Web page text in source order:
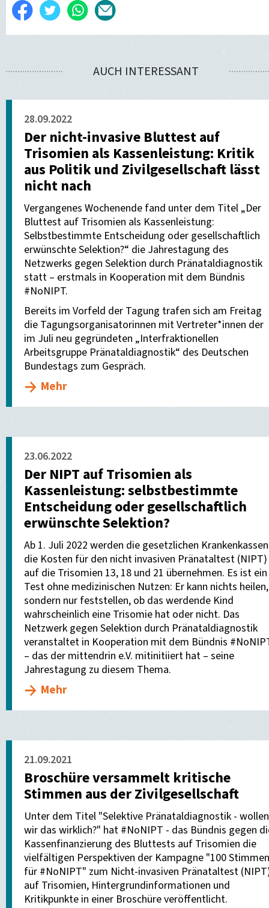
Auf
Facebook
Twittern WhatsApp
E-
versenden
AUCH INTERESSANT
28.09.2022
Der nicht-invasive Bluttest auf
Trisomien als Kassenleistung: Kritik
aus Politik und Zivilgesellschaft lässt
nicht nach
Vergangenes Wochenende fand unter dem Titel „Der
Bluttest auf Trisomien als Kassenleistung:
Selbstbestimmte Entscheidung oder gesellschaftlich
erwünschte Selektion?“ die Jahrestagung des
Netzwerks gegen Selektion durch Pränataldiagnostik
statt – erstmals in Kooperation mit dem Bündnis
#NoNIPT.
Bereits im Vorfeld der Tagung trafen sich am Freitag
die Tagungsorganisatorinnen mit Vertreter*innen der
im Juli neu gegründeten „Interfraktionellen
Arbeitsgruppe Pränataldiagnostik“ des Deutschen
Bundestags zum Gespräch.
Mehr
23.06.2022
Der NIPT auf Trisomien als
Kassenleistung: selbstbestimmte
Entscheidung oder gesellschaftlich
erwünschte Selektion?
Ab 1. Juli 2022 werden die gesetzlichen Krankenkassen
die Kosten für den nicht invasiven Pränataltest (NIPT)
auf die Trisomien 13, 18 und 21 übernehmen. Es ist ein
Test ohne medizinischen Nutzen: Er kann nichts heilen,
sondern nur feststellen, ob das werdende Kind
wahrscheinlich eine Trisomie hat oder nicht. Das
Netzwerk gegen Selektion durch Pränataldiagnostik
veranstaltet in Kooperation mit dem Bündnis
– das der mittendrin e.V. mitinitiiert hat – seine
Jahrestagung zu diesem Thema.
Mehr
21.09.2021
Broschüre versammelt kritische
Stimmen aus der Zivilgesellschaft
Unter dem Titel "Selektive Pränataldiagnostik - wollen
wir das wirklich?" hat #NoNIPT - das Bündnis gegen
Kassenfinanzierung des Bluttests auf Trisomien die
vielfältigen Perspektiven der Kampagne "100 Stimmen
für #NoNIPT" zum Nicht-invasiven Pränataltest
auf Trisomien, Hintergrundinformationen und
Kritikpunkte in einer Broschüre veröffentlicht.